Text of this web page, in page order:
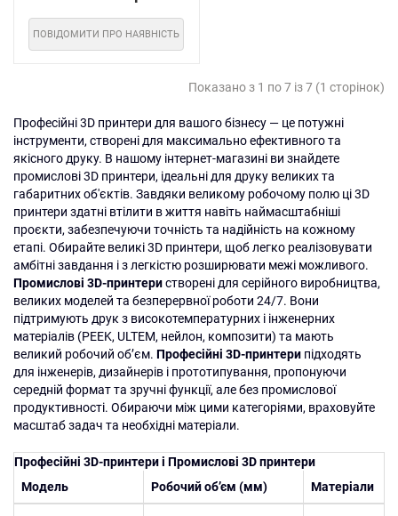
ПОВІДОМИТИ ПРО НАЯВНІСТЬ
Показано з 1 по 7 із 7 (1 сторінок)
Професійні 3D принтери для вашого бізнесу — це потужні
інструменти, створені для максимально ефективного та
якісного друку. В нашому інтернет-магазині ви знайдете
промислові 3D принтери, ідеальні для друку великих та
габаритних об'єктів. Завдяки великому робочому полю ці 3D
принтери здатні втілити в життя навіть наймасштабніші
проєкти, забезпечуючи точність та надійність на кожному
етапі. Обирайте великі 3D принтери, щоб легко реалізовувати
амбітні завдання і з легкістю розширювати межі можливого.
Промислові 3D-принтеристворені для серійного виробництва,
великих моделей та безперервної роботи 24/7. Вони
підтримують друк з високотемпературних і інженерних
матеріалів (PEEK, ULTEM, нейлон, композити) та мають
великий робочий об’єм. Професійні 3D-принтери підходять
для інженерів, дизайнерів і прототипування, пропонуючи
середній формат та зручні функції, але без промислової
продуктивності. Обираючи між цими категоріями, враховуйте
масштаб задач та необхідні матеріали.
Професійні 3D-принтери і Промислові 3D принтери
Модель
Робочий об’єм (мм) Матеріали